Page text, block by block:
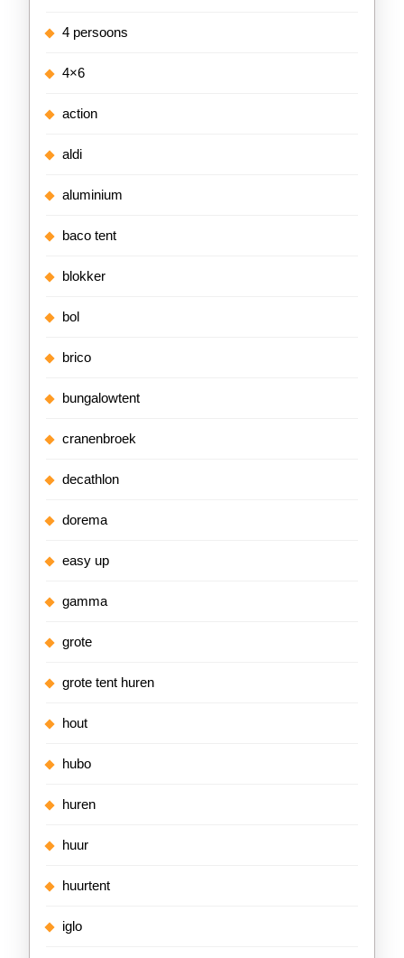
4 persoons
4×6
action
aldi
aluminium
baco tent
blokker
bol
brico
bungalowtent
cranenbroek
decathlon
dorema
easy up
gamma
grote
grote tent huren
hout
hubo
huren
huur
huurtent
iglo